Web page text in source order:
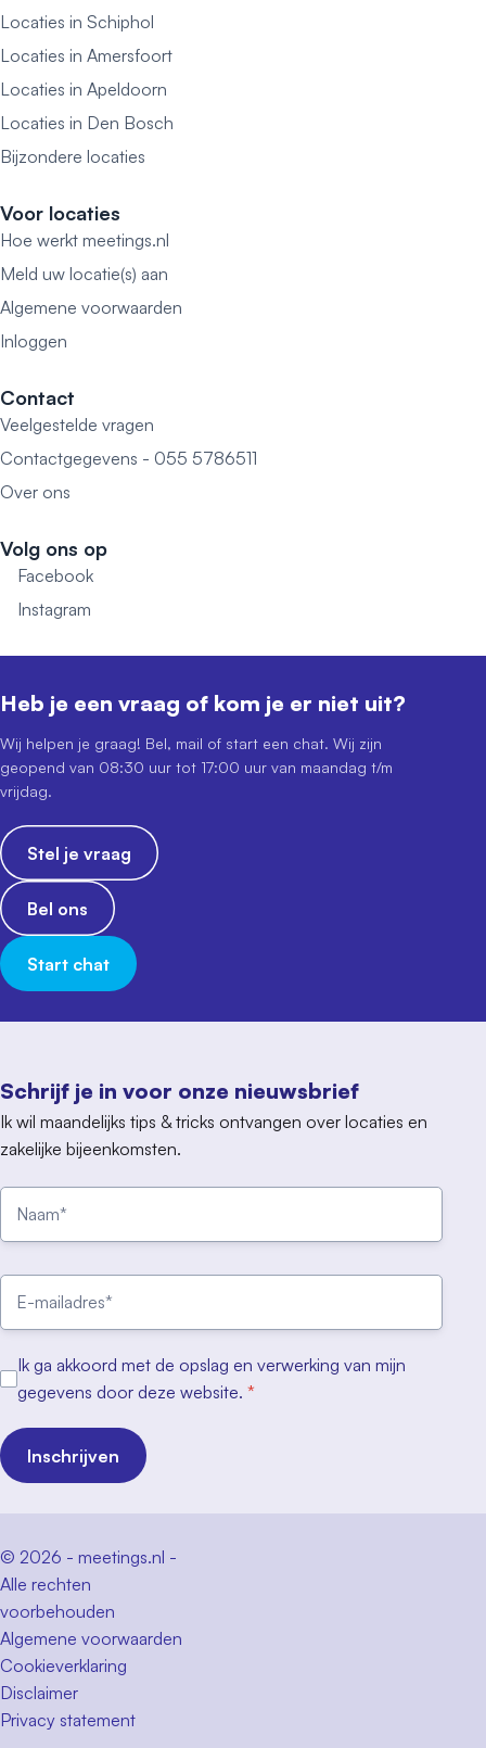
Locaties in Schiphol
Locaties in Amersfoort
Locaties in Apeldoorn
Locaties in Den Bosch
Bijzondere locaties
Voor locaties
Hoe werkt meetings.nl
Meld uw locatie(s) aan
Algemene voorwaarden
Inloggen
Contact
Veelgestelde vragen
Contactgegevens - 055 5786511
Over ons
Volg ons op
Facebook
Instagram
Schrijf je in voor onze nieuwsbrief
Ik wil maandelijks tips & tricks ontvangen over locaties en
zakelijke bijeenkomsten.
Ik ga akkoord met de opslag en verwerking van mijn
gegevens door deze website. *
Inschrijven
Heb je een vraag of kom je er niet uit?
Wij helpen je graag! Bel, mail of start een chat. Wij zijn
geopend van 08:30 uur tot 17:00 uur van maandag t/m
vrijdag.
Stel je vraag
Bel ons
Start chat
© 2026 - meetings.nl -
Alle rechten
voorbehouden
Algemene voorwaarden
Cookieverklaring
Disclaimer
Privacy statement